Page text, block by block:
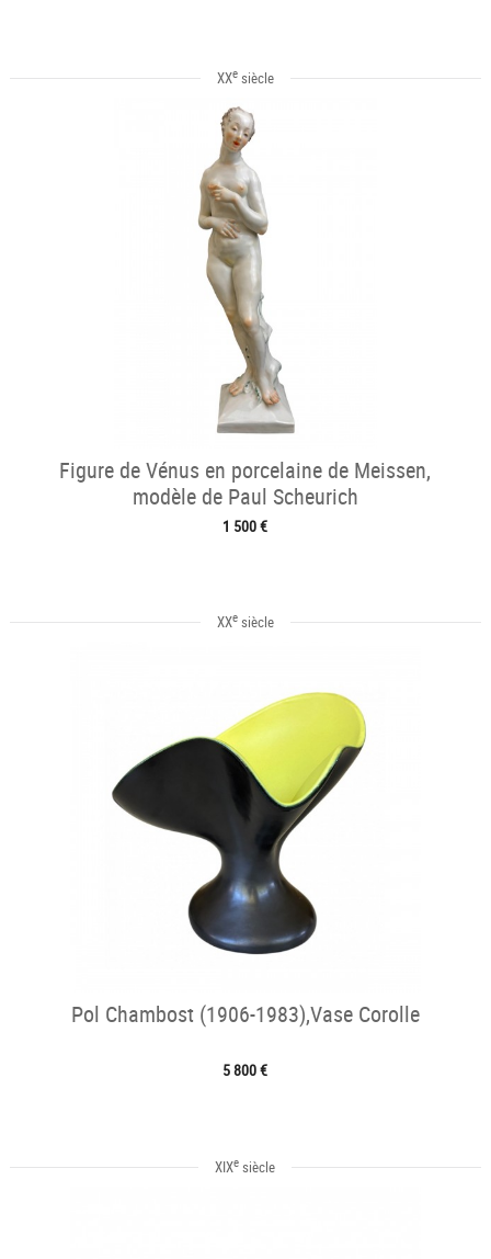
XXesiècle
Figure de Vénus en porcelaine de Meissen,
modèle de Paul Scheurich
1 500 €
XXesiècle
Pol Chambost (1906-1983),Vase Corolle
5 800 €
XIXe siècle